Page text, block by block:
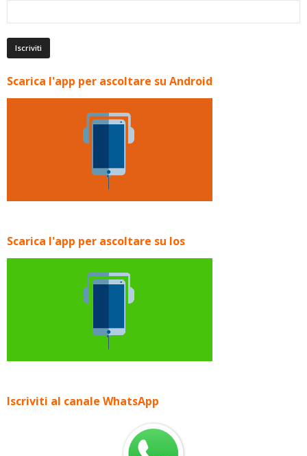
Scarica l'app per ascoltare su Android
Scarica l'app per ascoltare su Ios
Iscriviti al canale WhatsApp